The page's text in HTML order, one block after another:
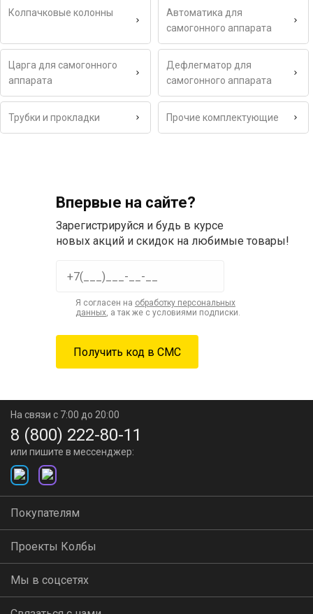
Колпачковые колонны
Автоматика для
самогонного аппарата
Царга для самогонного
аппарата
Дефлегматор для
самогонного аппарата
Трубки и прокладки Прочие комплектующие
Впервые на сайте?
Зарегистрируйся и будь в курсе
новых акций и скидок на любимые товары!
Я согласен на обработку персональных
данных, а так же с условиями подписки.
На связи с 7:00 до 20:00
8 (800) 222-80-11
или пишите в мессенджер:
Покупателям
Проекты Колбы
Мы в соцсетях